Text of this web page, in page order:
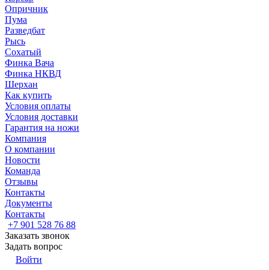
Опричник
Пума
Разведбат
Рысь
Сохатый
Финка Вача
Финка НКВД
Шерхан
Как купить
Условия оплаты
Условия доставки
Гарантия на ножи
Компания
О компании
Новости
Команда
Отзывы
Контакты
Документы
Контакты
+7 901 528 76 88
Заказать звонок
Задать вопрос
Войти